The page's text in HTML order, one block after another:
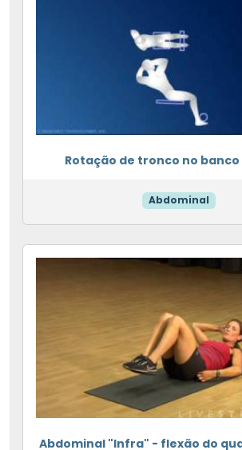
Rotação de tronco no banco
Abdominal
Abdominal "Infra" - flexão do